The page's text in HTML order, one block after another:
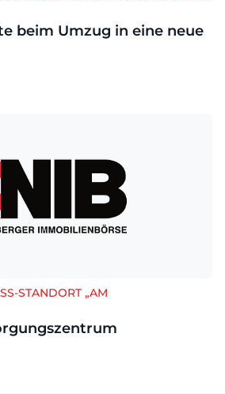
beim Umzug in eine neue
STANDORT „AM